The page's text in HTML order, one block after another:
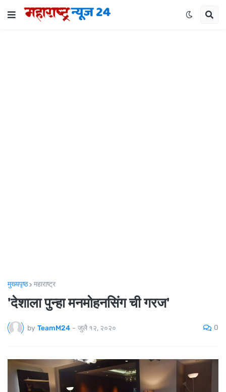
मुख्यपृष्ठ महाराष्ट्र
'देशाला पुन्हा मनमोहनसिंग ची गरज'
by TeamM24 - जुलै १२, २०२० 0